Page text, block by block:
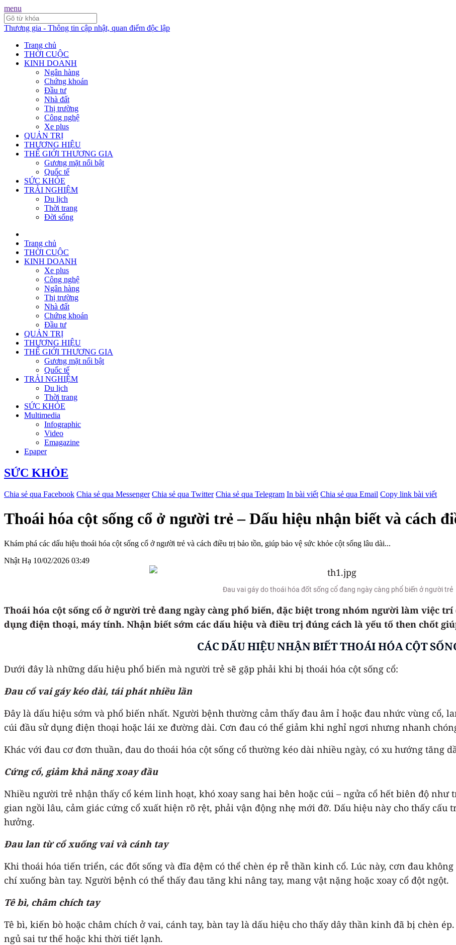
menu
Thương gia - Thông tin cập nhật, quan điểm độc lập
Trang chủ
THỜI CUỘC
KINH DOANH
Ngân hàng
Chứng khoán
Đầu tư
Nhà đất
Thị trường
Công nghệ
Xe plus
QUẢN TRỊ
THƯƠNG HIỆU
THẾ GIỚI THƯƠNG GIA
Gương mặt nổi bật
Quốc tế
SỨC KHỎE
TRẢI NGHIỆM
Du lịch
Thời trang
Đời sống
Trang chủ
THỜI CUỘC
KINH DOANH
Xe plus
Công nghệ
Ngân hàng
Thị trường
Nhà đất
Chứng khoán
Đầu tư
QUẢN TRỊ
THƯƠNG HIỆU
THẾ GIỚI THƯƠNG GIA
Gương mặt nổi bật
Quốc tế
TRẢI NGHIỆM
Du lịch
Thời trang
SỨC KHỎE
Multimedia
Infographic
Video
Emagazine
Epaper
SỨC KHỎE
Chia sẻ qua Facebook Chia sẻ qua Messenger Chia sẻ qua Twitter Chia sẻ qua Telegram In bài viết Chia sẻ qua Email Copy link bài viết
Thoái hóa cột sống cổ ở người trẻ – Dấu hiệu nhận biết và cách
Khám phá các dấu hiệu thoái hóa cột sống cổ ở người trẻ và cách điều trị bảo tồn, giúp bảo vệ sức khỏe cột sống lâu dài...
Nhật Hạ 10/02/2026 03:49
Đau vai gáy do thoái hóa đốt sống cổ đang ngày càng phổ biến ở người trẻ
Thoái hóa cột sống cổ ở người trẻ đang ngày càng phổ biến, đặc biệt trong nhóm người làm việc
dụng điện thoại, máy tính. Nhận biết sớm các dấu hiệu và điều trị đúng cách là yếu tố then chốt
CÁC DẤU HIỆU NHẬN BIẾT THOÁI HÓA CỘT
Dưới đây là những dấu hiệu phổ biến mà người trẻ sẽ gặp phải khi bị thoái hóa cột sống cổ:
Đau cổ vai gáy kéo dài, tái phát nhiều lần
Đây là dấu hiệu sớm và phổ biến nhất. Người bệnh thường cảm thấy đau âm ỉ hoặc đau nhức vùng cổ,
cúi đầu sử dụng điện thoại hoặc lái xe đường dài. Cơn đau có thể giảm khi nghỉ ngơi nhưng nhanh
Khác với đau cơ đơn thuần, đau do thoái hóa cột sống cổ thường kéo dài nhiều ngày, có xu hướng tăng
Cứng cổ, giảm khả năng xoay đầu
Nhiều người trẻ nhận thấy cổ kém linh hoạt, khó xoay sang hai bên hoặc cúi – ngửa cổ hết biên độ như
gian ngồi lâu, cảm giác cứng cổ xuất hiện rõ rệt, phải vận động nhẹ mới đỡ. Dấu hiệu này cho thấy cấu
hưởng.
Đau lan từ cổ xuống vai và cánh tay
Khi thoái hóa tiến triển, các đốt sống và đĩa đệm có thể chèn ép rễ thần kinh cổ. Lúc này, cơn đau
chí xuống bàn tay. Người bệnh có thể thấy đau tăng khi nâng tay, mang vật nặng hoặc xoay cổ đột ngột.
Tê bì, châm chích tay
Tê bì, kiến bò hoặc châm chích ở vai, cánh tay, bàn tay là dấu hiệu cho thấy dây thần kinh đã bị chèn
ngủ sai tư thế hoặc khi thời tiết lạnh.